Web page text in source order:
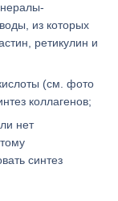
из которых
ретикулин и
(см. фото
коллагенов;
нет
синтез